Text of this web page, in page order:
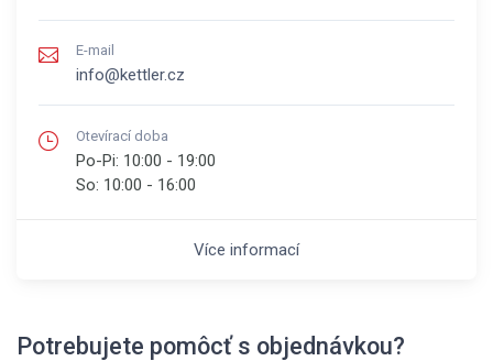
E-mail
info@kettler.cz
Otevírací doba
Po-Pi: 10:00 - 19:00
So: 10:00 - 16:00
Více informací
Potrebujete pomôcť s objednávkou?